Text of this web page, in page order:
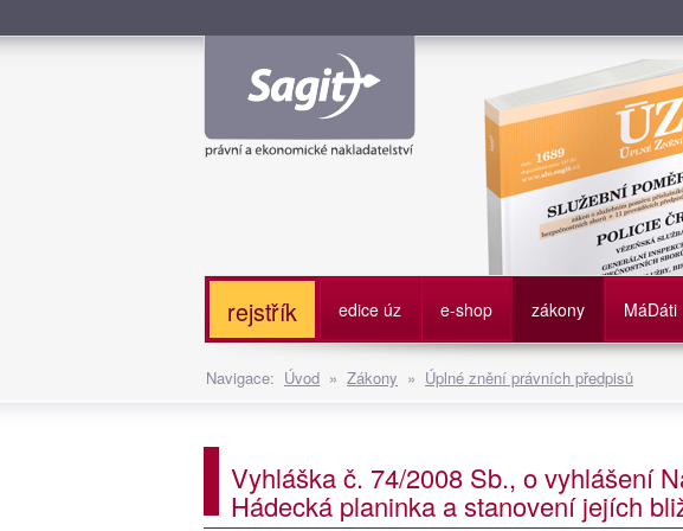
Služební poměr
rejstřík edice úz e-shop zákony MáDáti
Navigace: Úvod » Zákony » Úplné znění právních předpisů
Vyhláška č. 74/2008 Sb., o vyhlášení
Hádecká planinka a stanovení jejích